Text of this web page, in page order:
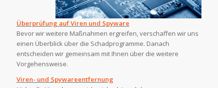
Überprüfung auf Viren und Spyware
Bevor wir weitere Maßnahmen ergreifen, verschaffen wir uns
einen Überblick über die Schadprogramme. Danach
entscheiden wir gemeinsam mit Ihnen über die weitere
Vorgehensweise.
Viren- und Spywareentfernung